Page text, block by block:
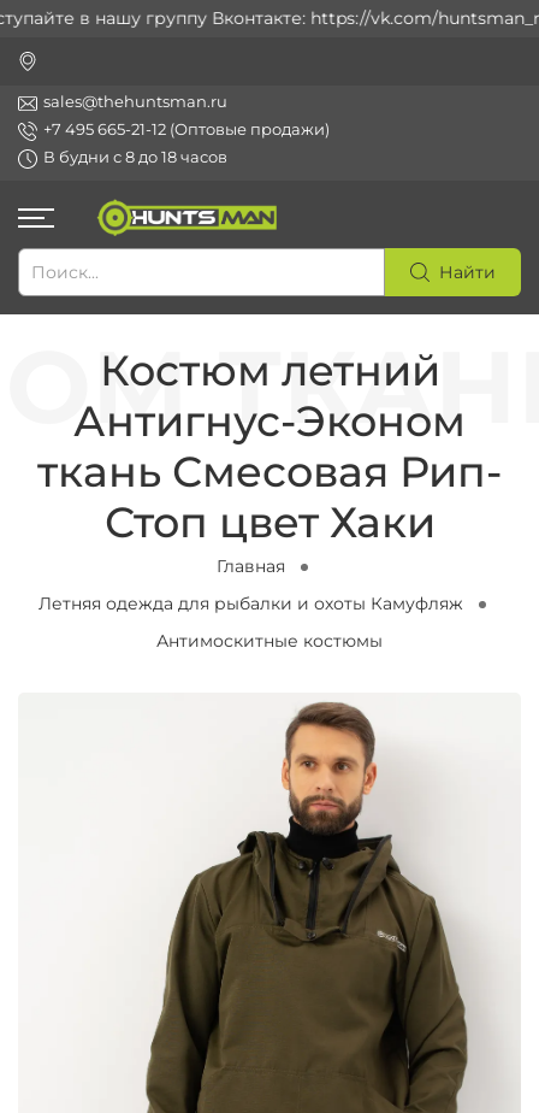
в нашу группу Вконтакте: https://vk.com/huntsman_ru
sales@thehuntsman.ru
+7 495 665-21-12 (Оптовые продажи)
В будни с 8 до 18 часов
Найти
Костюм летний
Антигнус-Эконом
ткань Смесовая Рип-
Стоп цвет Хаки
Главная
Летняя одежда для рыбалки и охоты Камуфляж
Антимоскитные костюмы